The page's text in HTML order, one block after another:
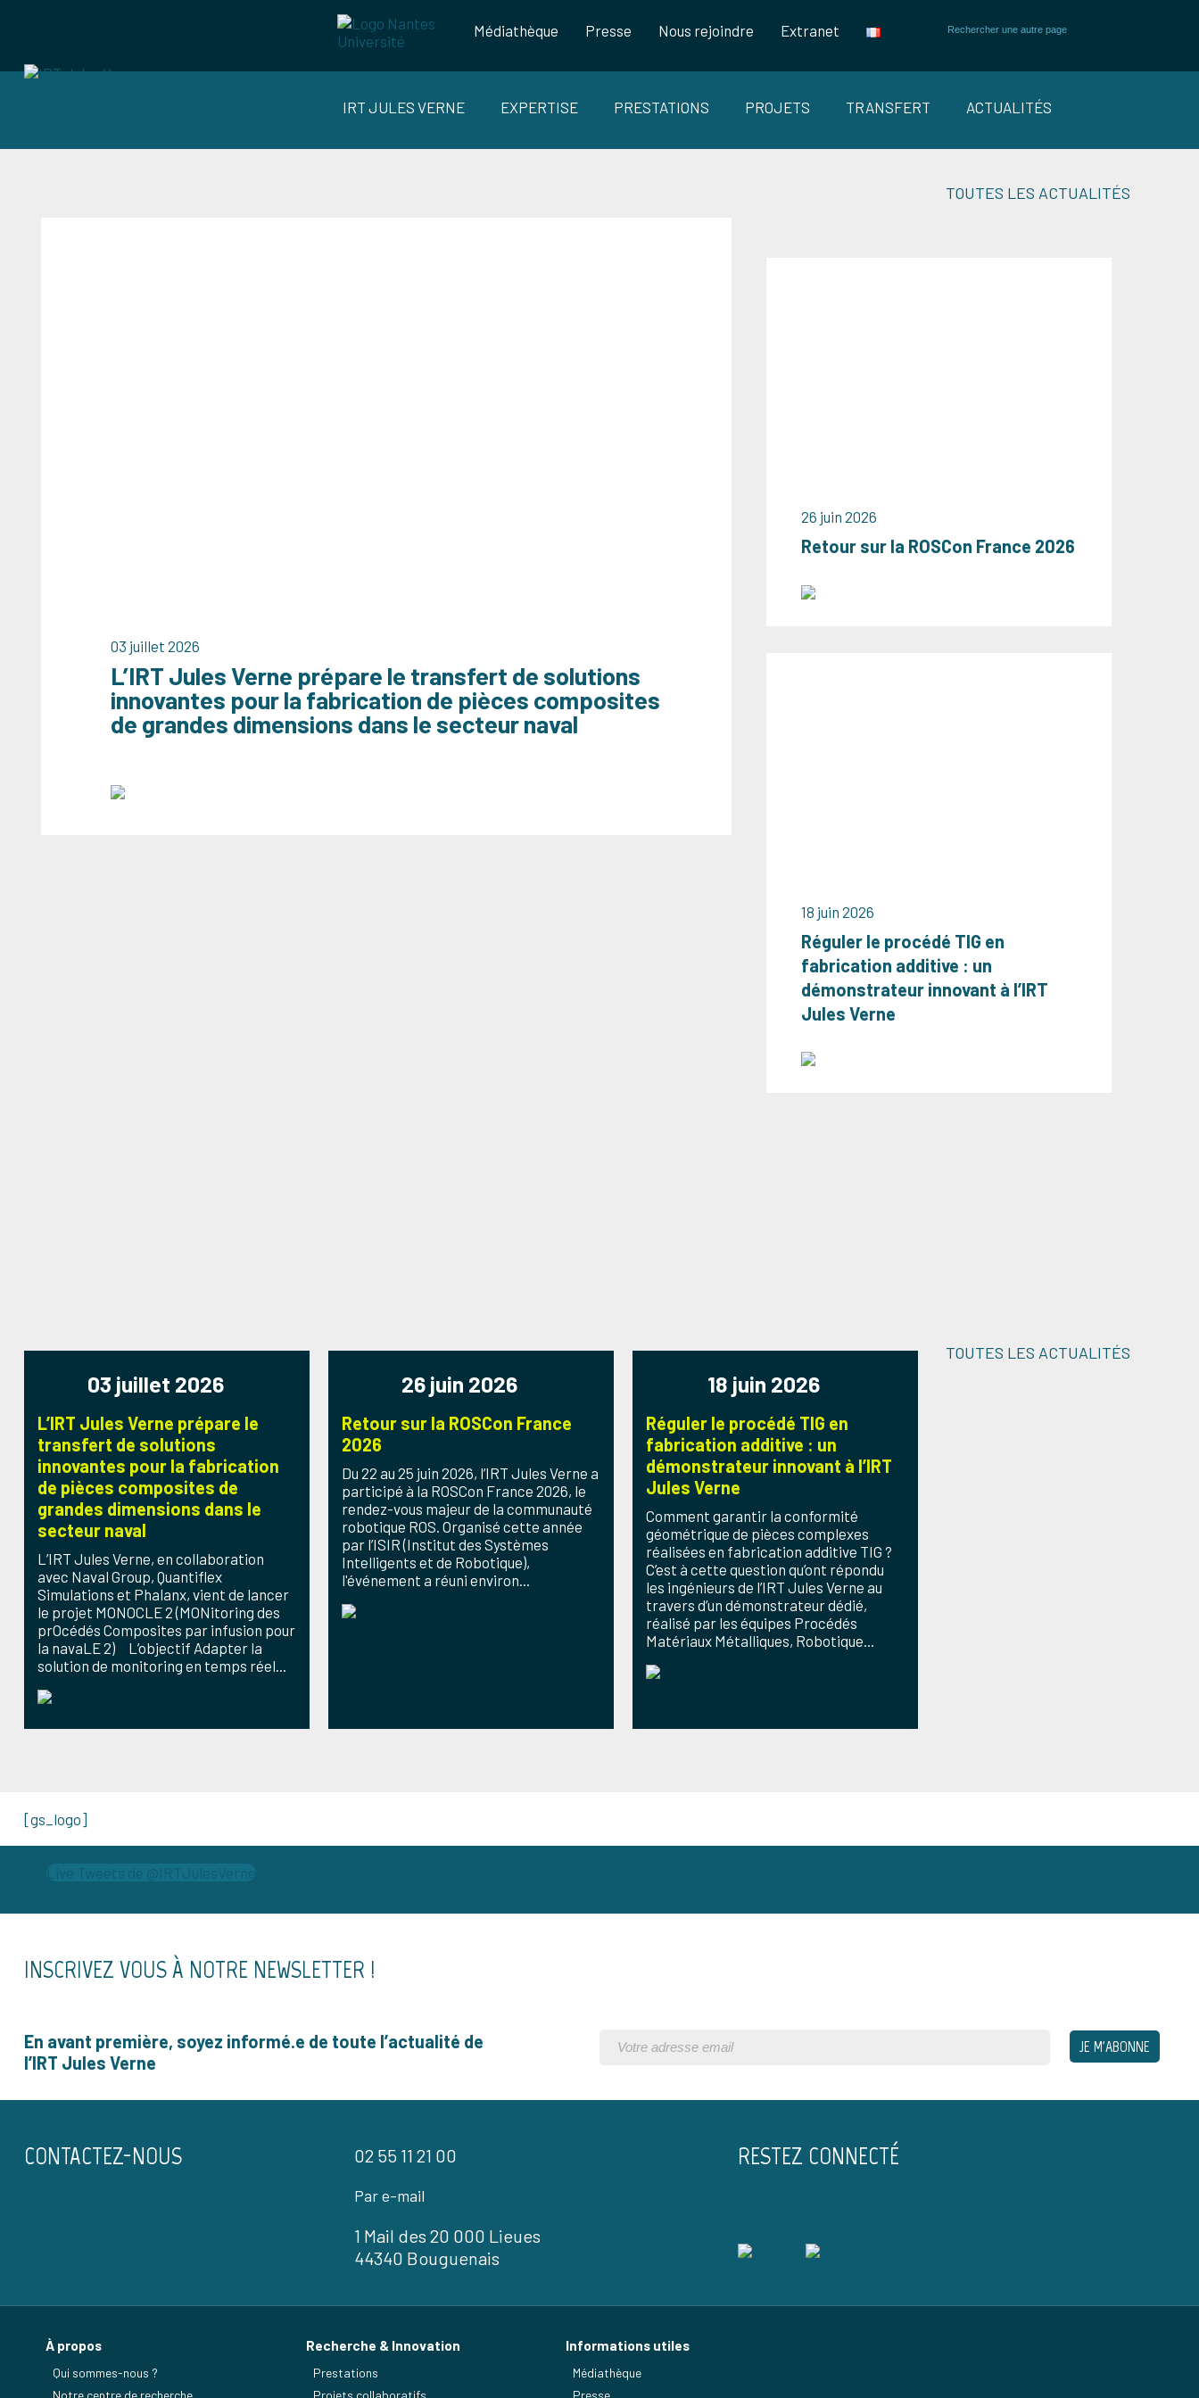
Médiathèque Presse Nous rejoindre Extranet
IRT JULES VERNE EXPERTISE PRESTATIONS PROJETS TRANSFERT ACTUALITÉS
TOUTES LES ACTUALITÉS
03 juillet 2026
L’IRT Jules Verne prépare le transfert de solutions
innovantes pour la fabrication de pièces composites
de grandes dimensions dans le secteur naval
26 juin 2026
Retour sur la ROSCon France 2026
18 juin 2026
Réguler le procédé TIG en
fabrication additive : un
démonstrateur innovant à l’IRT
Jules Verne
TOUTES LES ACTUALITÉS
03 juillet 2026
L’IRT Jules Verne prépare le
transfert de solutions
innovantes pour la fabrication
de pièces composites de
grandes dimensions dans le
secteur naval
L’IRT Jules Verne, en collaboration
avec Naval Group, Quantiflex
Simulations et Phalanx, vient de lancer
le projet MONOCLE 2 (MONitoring des
prOcédés Composites par infusion pour
la navaLE 2) L’objectif Adapter la
solution de monitoring en temps réel...
26 juin 2026
Retour sur la ROSCon France
2026
Du 22 au 25 juin 2026, l’IRT Jules Verne a
participé à la ROSCon France 2026, le
rendez-vous majeur de la communauté
robotique ROS. Organisé cette année
par l’ISIR (Institut des Systèmes
Intelligents et de Robotique),
l'événement a réuni environ...
18 juin 2026
Réguler le procédé TIG en
fabrication additive : un
démonstrateur innovant à l’IRT
Jules Verne
Comment garantir la conformité
géométrique de pièces complexes
réalisées en fabrication additive TIG ?
C’est à cette question qu’ont répondu
les ingénieurs de l’IRT Jules Verne au
travers d’un démonstrateur dédié,
réalisé par les équipes Procédés
Matériaux Métalliques, Robotique...
[gs_logo]
INSCRIVEZ VOUS À NOTRE NEWSLETTER !
En avant première, soyez informé.e de toute l’actualité de
l’IRT Jules Verne
CONTACTEZ-NOUS 02 55 11 21 00
Par e-mail
1 Mail des 20 000 Lieues
44340 Bouguenais
RESTEZ CONNECTÉ
À propos
Qui sommes-nous ?
Notre centre de recherche
Recherche & Innovation
Prestations
Projets collaboratifs
Informations utiles
Médiathèque
Presse